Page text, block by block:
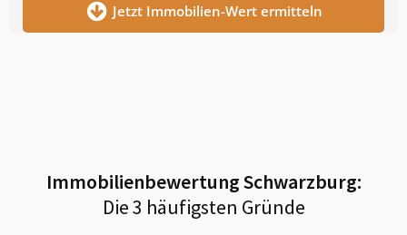
Jetzt Immobilien-Wert ermitteln
ImmobilienbewertungSchwarzburg:
Die 3 häufigsten Gründe